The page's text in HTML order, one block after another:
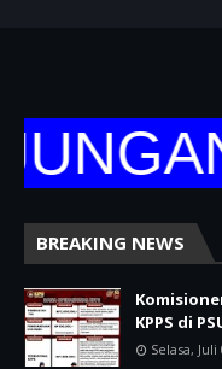
BREAKING NEWS
KPPS di
Selasa, Juli